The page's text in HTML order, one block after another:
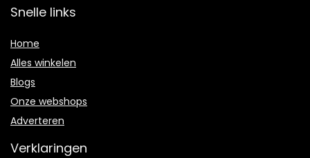
Snelle links
Home
Alles winkelen
Blogs
Onze webshops
Adverteren
Verklaringen